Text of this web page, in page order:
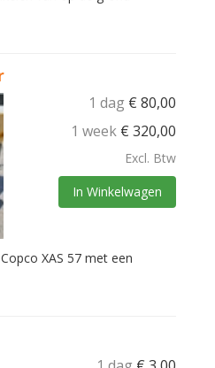
1 dag € 80,00
1 week € 320,00
Excl. Btw
In Winkelwagen
XAS 57 met een